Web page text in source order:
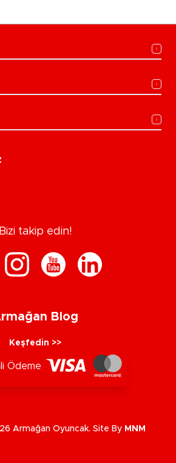
Bizi takip edin!
Blog
Keşfedin >>
Ödeme
Armağan Oyuncak. Site By MNM